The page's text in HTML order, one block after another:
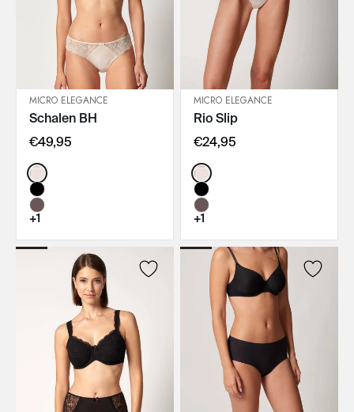
IN DEN WARENKORB
MICRO ELEGANCE
Schalen BH
€49,95
Color:
+1
IN DEN WARENKORB
MICRO ELEGANCE
Rio Slip
€24,95
Color:
+1